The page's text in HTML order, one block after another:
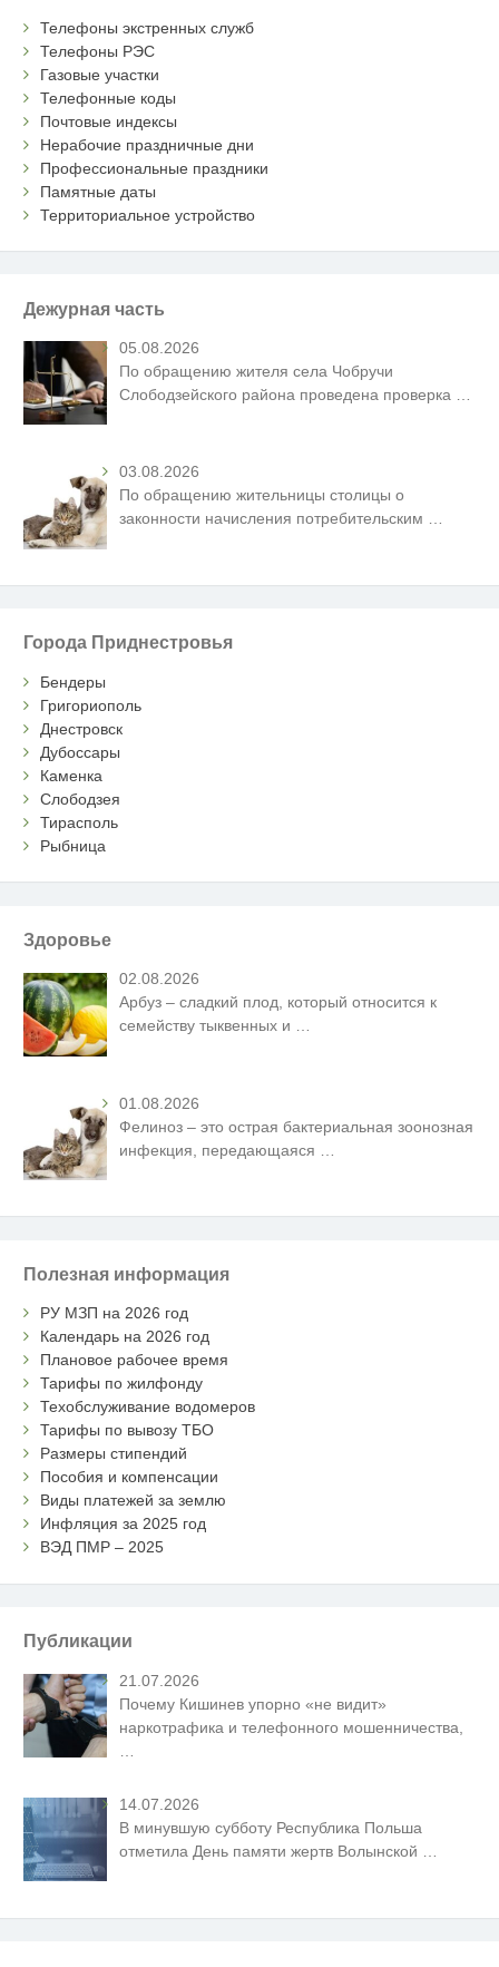
Телефоны экстренных служб
Телефоны РЭС
Газовые участки
Телефонные коды
Почтовые индексы
Нерабочие праздничные дни
Профессиональные праздники
Памятные даты
Территориальное устройство
Дежурная часть
05.08.2026
По обращению жителя села Чобручи
Слободзейского района проведена проверка
03.08.2026
По обращению жительницы столицы о
законности начисления потребительским …
Города Приднестровья
Бендеры
Григориополь
Днестровск
Дубоссары
Каменка
Слободзея
Тирасполь
Рыбница
Здоровье
02.08.2026
Арбуз – сладкий плод, который относится к
семейству тыквенных и …
01.08.2026
Фелиноз – это острая бактериальная зоонозная
инфекция, передающаяся
Полезная информация
РУ МЗП на 2026 год
Календарь на 2026 год
Плановое рабочее время
Тарифы по жилфонду
Техобслуживание водомеров
Тарифы по вывозу ТБО
Размеры стипендий
Пособия и компенсации
Виды платежей за землю
Инфляция за 2025 год
ВЭД ПМР – 2025
Публикации
21.07.2026
Почему Кишинев упорно «не видит»
наркотрафика и телефонного мошенничества,
14.07.2026
В минувшую субботу Республика Польша
отметила День памяти жертв Волынской …